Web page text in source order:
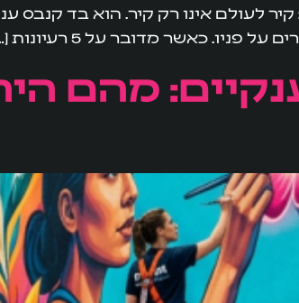
לעולם אינו רק קיר. הוא בד קנבס
כאשר מדובר על 5 רעיונות […]
מהם